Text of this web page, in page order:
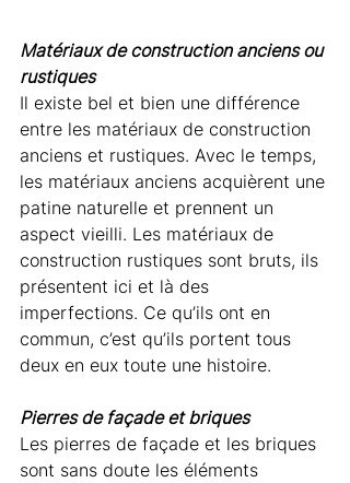
Matériaux de construction anciens ou
rustiques
Il existe bel et bien une différence
entre les matériaux de construction
anciens et rustiques. Avec le temps,
les matériaux anciens acquièrent une
patine naturelle et prennent un
aspect vieilli. Les matériaux de
construction rustiques sont bruts, ils
présentent ici et là des
imperfections. Ce qu’ils ont en
commun, c’est qu’ils portent tous
deux en eux toute une histoire.
Pierres de façade et briques
Les pierres de façade et les briques
sont sans doute les éléments